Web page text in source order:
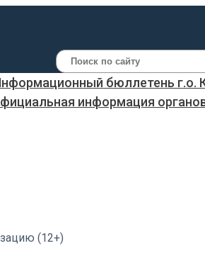
Поиск
бюллетень г.о.
информация
(12+)